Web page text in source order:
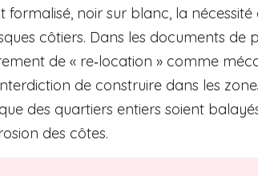
formalisé, noir sur blanc, la
côtiers. Dans les documents de
de « re‑location » comme
de construire dans les
des quartiers entiers soient
des côtes.